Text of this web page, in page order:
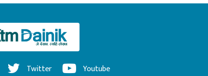
Twitter Youtube